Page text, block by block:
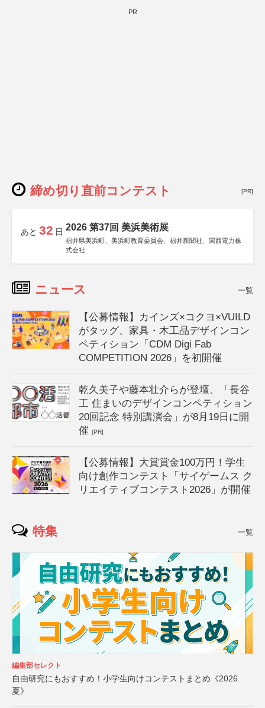
PR
締め切り直前コンテスト [PR]
あと 32 日 2026 第37回 美浜美術展
福井県美浜町、美浜町教育委員会、福井新聞社、関西電力株
式会社
ニュース 一覧
【公募情報】カインズ×コクヨ×VUILD
がタッグ、家具・木工品デザインコン
ペティション「CDM Digi Fab
COMPETITION 2026」を初開催
乾久美子や藤本壮介らが登壇、「長谷
工 住まいのデザインコンペティション
20回記念 特別講演会」が8月19日に開
催[PR]
【公募情報】大賞賞金100万円！学生
向け創作コンテスト「サイゲームス ク
リエイティブコンテスト2026」が開催
特集 一覧
編集部セレクト
自由研究にもおすすめ！小学生向けコンテストまとめ《2026
夏》